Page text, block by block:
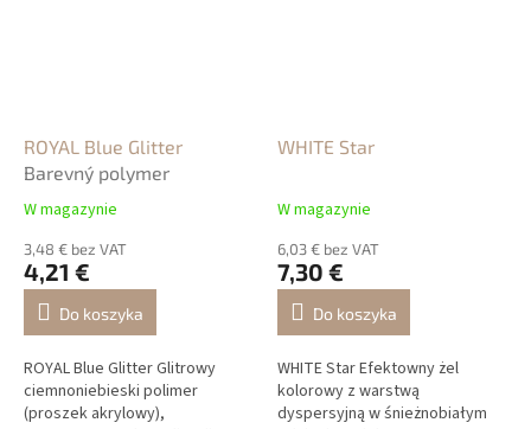
ROYAL Blue Glitter
Barevný polymer
W magazynie
3,48 € bez VAT
4,21 €
Do koszyka
ROYAL Blue Glitter Glitrowy
ciemnoniebieski polimer
(proszek akrylowy),
WHITE Star
W magazynie
6,03 € bez VAT
7,30 €
Do koszyka
WHITE Star Efektowny żel
kolorowy z warstwą
dyspersyjną w śnieżnobiałym